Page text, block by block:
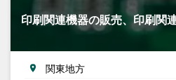
印刷関連機器の販売、印刷関
関東地方